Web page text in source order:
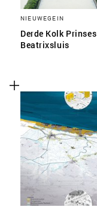
NIEUWEGEIN
Derde Kolk Prinses
Beatrixsluis